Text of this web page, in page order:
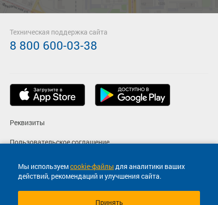
Мы используемcookie-файлы для аналитики ваших
действий, рекомендаций и улучшения сайта.
Принять
Реквизиты
Пользовательское соглашение
Политика конфиденциальности
Согласие на маркетинговые сообщения
Техническая поддержка сайта
8 800 600-03-38